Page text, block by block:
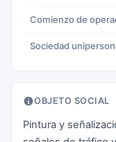
Comienzo de
Sociedad
OBJETO SOCIAL
Pintura y